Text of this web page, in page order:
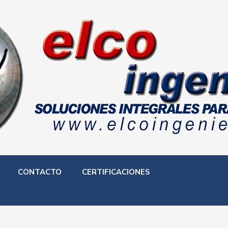
CONTACTO CERTIFICACIONES